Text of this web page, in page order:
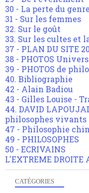
30 - La perte du genre
31 - Sur les femmes
32. Sur le goût
33. Sur les cultes et
37 - PLAN DU SITE
38 - PHOTOS
39 - PHOTOS de
40. Bibliographie
42 - Alain Badiou
43 - Gilles Louise -
44. DAVID
philosophes vivants
47 - Philosophie
49 - PHILOSOPHES
50 - ECRIVAINS
L'EXTREME
CATÉGORIES